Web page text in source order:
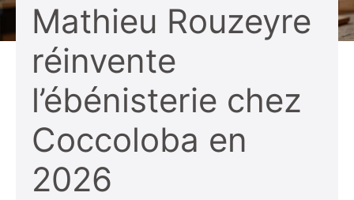
Mathieu Rouzeyre
réinvente
l’ébénisterie chez
Coccoloba en
2026